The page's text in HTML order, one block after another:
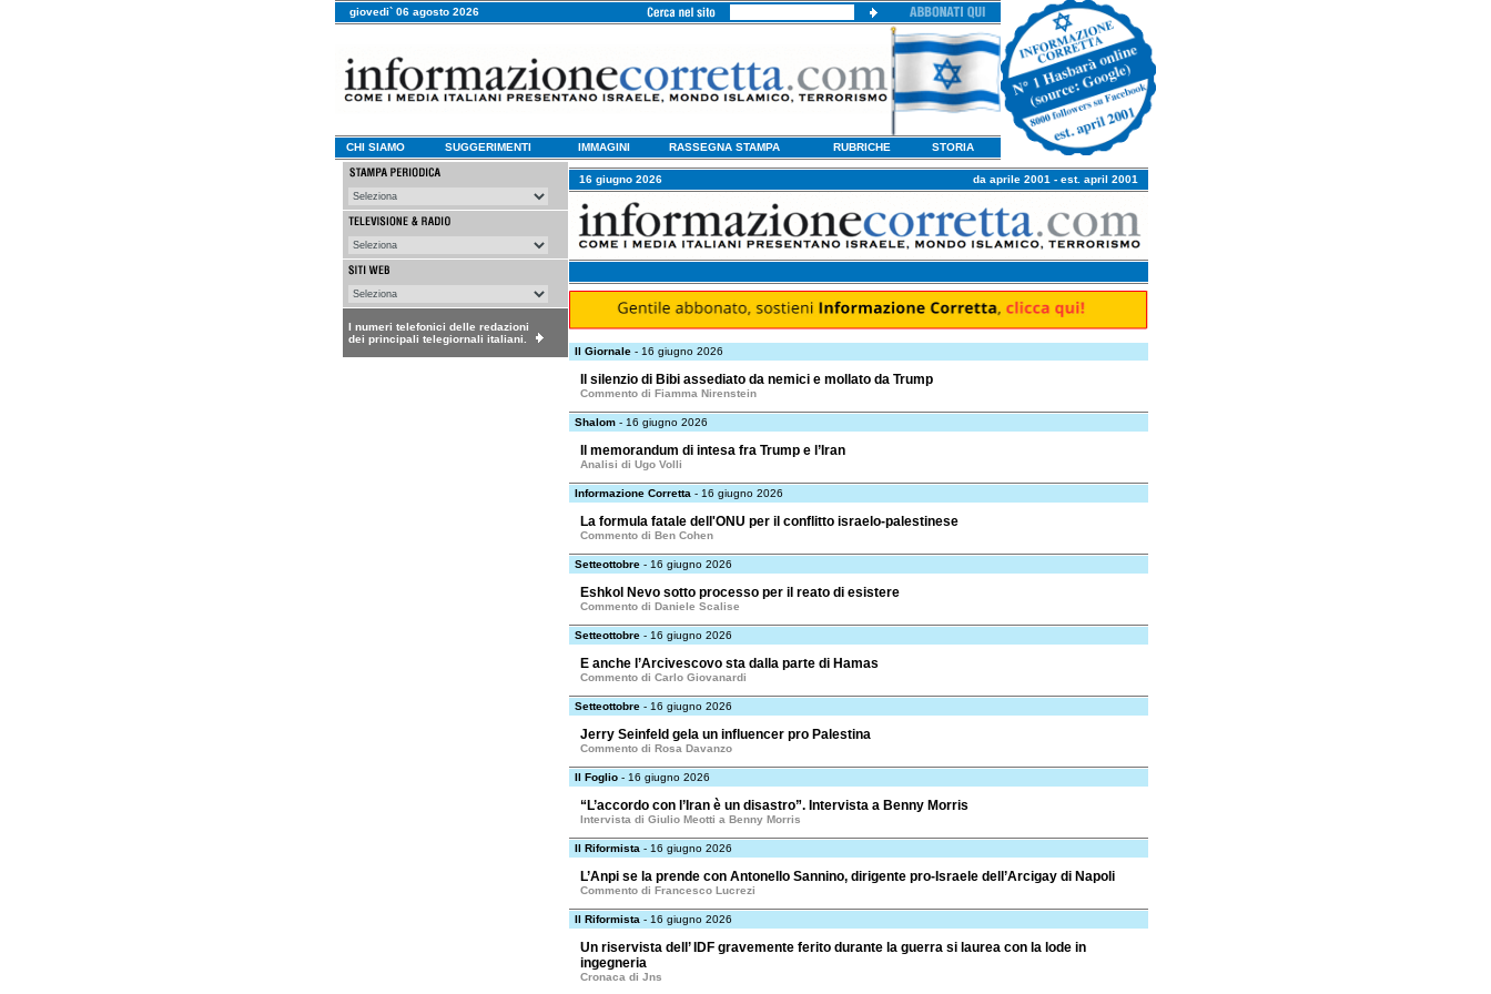
giovedi` 06 agosto 2026
CHI SIAMO SUGGERIMENTI IMMAGINI RASSEGNA STAMPA RUBRICHE STORIA
I numeri telefonici delle redazioni
dei principali telegiornali italiani.
16 giugno 2026 da aprile 2001 - est. april 2001
Il Giornale - 16 giugno 2026
Il silenzio di Bibi assediato da nemici e mollato da Trump
Commento di Fiamma Nirenstein
Shalom - 16 giugno 2026
Il memorandum di intesa fra Trump e l’Iran
Analisi di Ugo Volli
Informazione Corretta - 16 giugno 2026
La formula fatale dell'ONU per il conflitto israelo-palestinese
Commento di Ben Cohen
Setteottobre - 16 giugno 2026
Eshkol Nevo sotto processo per il reato di esistere
Commento di Daniele Scalise
Setteottobre - 16 giugno 2026
E anche l’Arcivescovo sta dalla parte di Hamas
Commento di Carlo Giovanardi
Setteottobre - 16 giugno 2026
Jerry Seinfeld gela un influencer pro Palestina
Commento di Rosa Davanzo
Il Foglio - 16 giugno 2026
“L’accordo con l’Iran è un disastro”. Intervista a Benny Morris
Intervista di Giulio Meotti a Benny Morris
Il Riformista - 16 giugno 2026
L’Anpi se la prende con Antonello Sannino, dirigente pro-Israele dell’Arcigay di Napoli
Commento di Francesco Lucrezi
Il Riformista - 16 giugno 2026
Un riservista dell’ IDF gravemente ferito durante la guerra si laurea con la lode in
ingegneria
Cronaca di Jns